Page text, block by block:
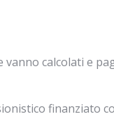
vanno calcolati e
finanziato